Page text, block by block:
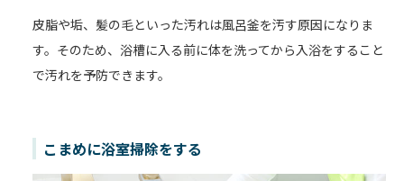
皮脂や垢、髪の毛といった汚れは風呂釜を汚す原因になりま
す。そのため、浴槽に入る前に体を洗ってから入浴をすること
で汚れを予防できます。
こまめに浴室掃除をする